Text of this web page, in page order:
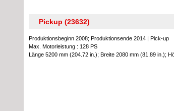
Produktionsbeginn 2008; Produktionsende 2014 | Pick-up
Max. Motorleistung : 128 PS
Länge 5200 mm (204.72 in.); Breite 2080 mm (81.89 in.);